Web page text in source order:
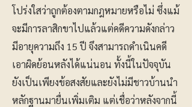
โปร่งใสว่าถูกต้องตามกฎหมายหรือไม่ ซึ่งแม้
จะมีการลาสิกขาไปแล้วแต่คดีความดังกล่าว
มีอายุความถึง 15 ปี จึงสามารถดำเนินคดี
เอาผิดย้อนหลังได้แน่นอน ทั้งนี้ในปัจจุบัน
ยังเป็นเพียงข้อสงสัยและยังไม่มีชาวบ้านนำ
หลักฐานมายื่นเพิ่มเติม แต่เชื่อว่าหลังจากนี้